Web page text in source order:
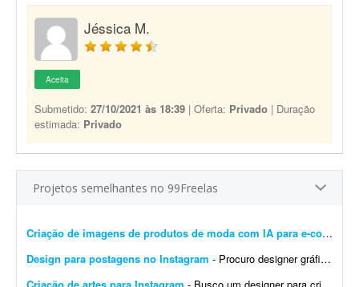
Jéssica M.
Aceita
Submetido: 27/10/2021 às 18:39 | Oferta: Privado | Duração
estimada: Privado
Projetos semelhantes no 99Freelas
Criação de imagens de produtos de moda com IA para e-commerce
Design para postagens no Instagram - Procuro designer gráfico para me ajudar nas postagens do meu Instagram profissional. Algumas já foram feitas por mim, mas precisam ser melhoradas. Algumas pretendo manter como est&ati...